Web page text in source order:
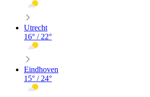
Utrecht
16° / 22°
Eindhoven
15° / 24°